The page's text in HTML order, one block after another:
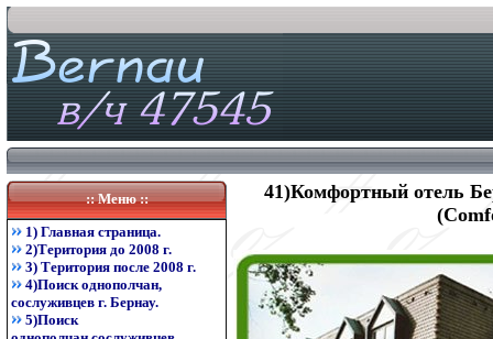
:: Меню ::
1) Главная страница.
2)Територия до 2008 г.
3) Територия после 2008 г.
4)Поиск однополчан,
сослуживцев г. Бернау.
5)Поиск
41)Комфортный отель